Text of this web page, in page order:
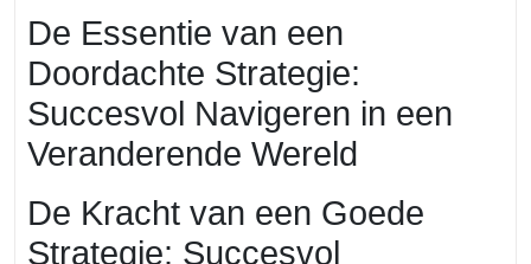
2025
De Essentie van een
Doordachte Strategie:
Succesvol Navigeren in een
Veranderende Wereld
De Kracht van een Goede
Strategie: Succesvol